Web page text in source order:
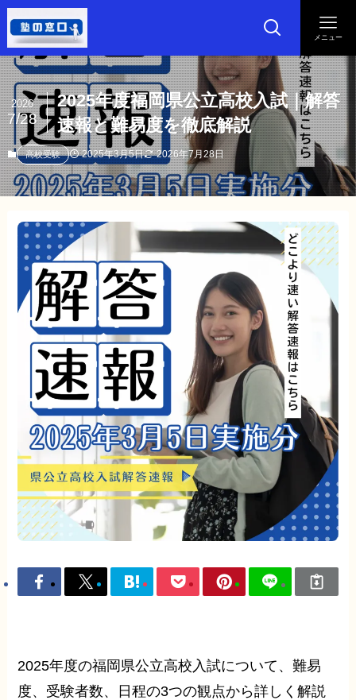
メニュー
2025年度福岡県公立高校入試｜解答
速報と難易度を徹底解説
2026
7/28
高校受験 2025年3月5日 2026年7月28日
2025年度の福岡県公立高校入試について、難易
度、受験者数、日程の3つの観点から詳しく解説